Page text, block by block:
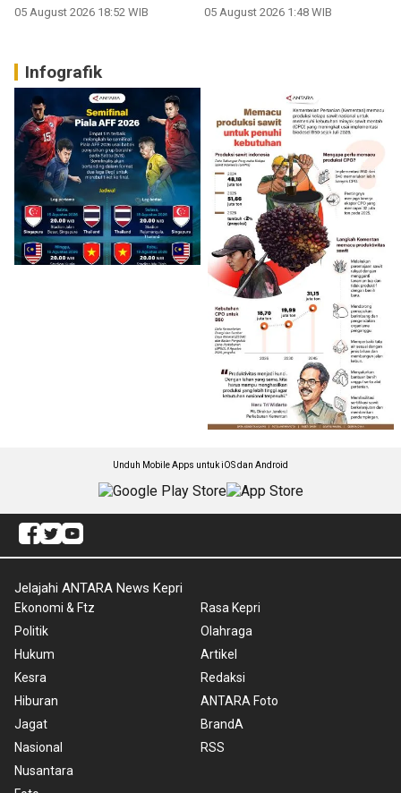
05 August 2026 18:52 WIB 05 August 2026 1:48 WIB
Infografik
Unduh Mobile Apps untuk iOS dan Android
Jelajahi ANTARA News Kepri
Ekonomi & Ftz
Politik
Hukum
Kesra
Hiburan
Jagat
Nasional
Nusantara
Rasa Kepri
Olahraga
Artikel
Redaksi
ANTARA Foto
BrandA
RSS